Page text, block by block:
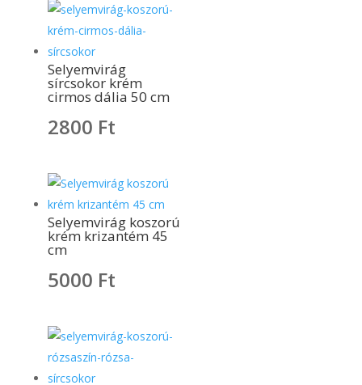
Selyemvirág
sírcsokor krém
cirmos dália 50 cm
2800 Ft
Selyemvirág koszorú
krém krizantém 45
cm
5000 Ft